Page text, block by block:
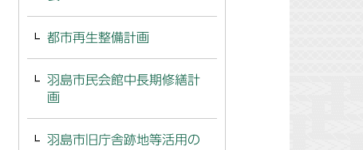
都市再生整備計画
羽島市民会館中長期修繕計
画
羽島市旧庁舎跡地等活用の